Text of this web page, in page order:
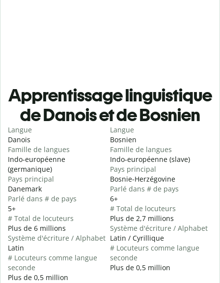
Apprentissage linguistique
de Danois et de Bosnien
Langue
Danois
Famille de langues
Indo-européenne
(germanique)
Pays principal
Danemark
Parlé dans # de pays
5+
# Total de locuteurs
Plus de 6 millions
Système d'écriture / Alphabet
Latin
# Locuteurs comme langue
seconde
Plus de 0,5 million
Langue
Bosnien
Famille de langues
Indo-européenne (slave)
Pays principal
Bosnie-Herzégovine
Parlé dans # de pays
6+
# Total de locuteurs
Plus de 2,7 millions
Système d'écriture / Alphabet
Latin / Cyrillique
# Locuteurs comme langue
seconde
Plus de 0,5 million